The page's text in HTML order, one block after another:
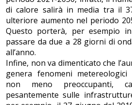
di calore salirà in media tra il
ulteriore aumento nel periodo
Questo porterà, per esempio
passare da due a 28 giorni di
all’anno.
Infine, non va dimenticato che
genera fenomeni
non meno preoccupanti,
pesantemente sulle